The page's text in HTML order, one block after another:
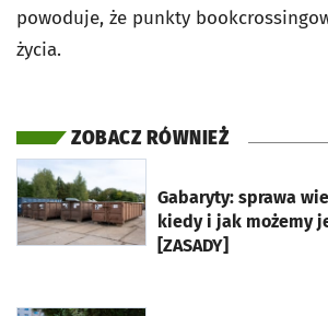
powoduje, że punkty
życia.
ZOBACZ RÓWNIEŻ
Gabaryty: sprawa
kiedy i jak możemy
[ZASADY]
otworzy się w nowej karcie